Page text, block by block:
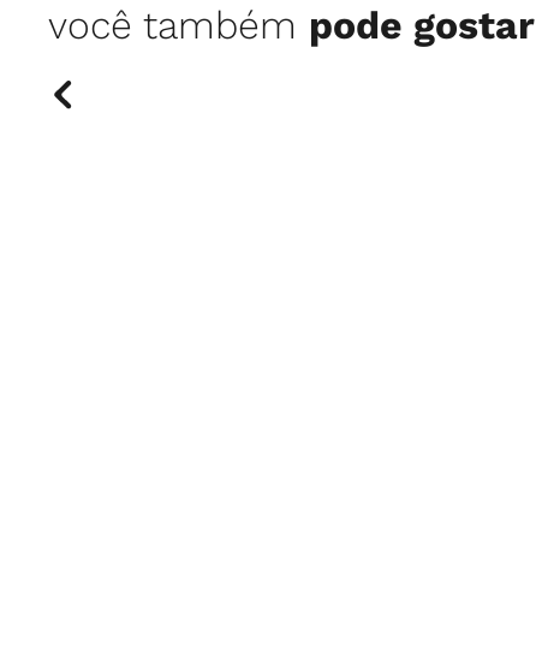
você também pode gostar